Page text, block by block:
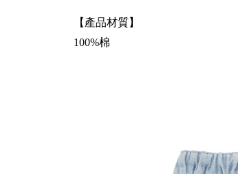
【產品材質】
100%棉